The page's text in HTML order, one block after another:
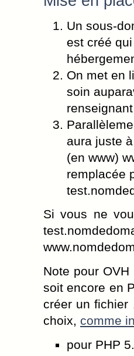
Un sous-
est créé
On met en
soin
aura juste
(en www)
remplacée
Si vous ne
Note pour
soit encore en
créer un fichier
choix, comme
pour PHP